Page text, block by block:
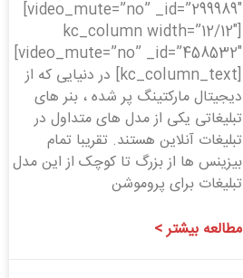
video_mute=”no” _id=”299989″]
[kc_column width=”12/12″
video_mute=”no” _id=”458532″]
[kc_column_text] در دنیایی که از
دیجیتال مارکتینگ پر شده ، بنر های
تبلیغاتی یکی از مدل های متداول در
تبلیغات آنلاین هستند. تقریبا تمام
بیزینس ها از بزرگ تا کوچک از این مدل
تبلیغات برای پروموشن
مطالعه بیشتر >